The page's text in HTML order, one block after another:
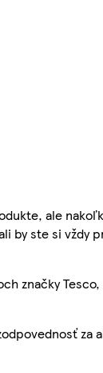
ale
by ste si
značky